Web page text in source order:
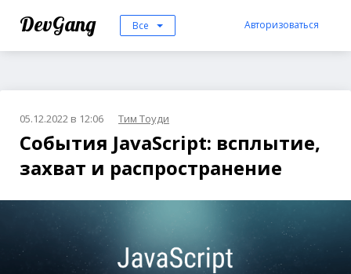
DevGang Все Авторизоваться
05.12.2022 в 12:06 Тим Тоуди
События JavaScript: всплытие,
захват и распространение